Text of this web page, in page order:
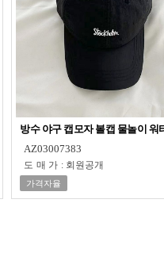
캡 키링방수 야구 캡모자 볼캡 물놀이 워
AZ03007383
도매가 : 회원공개
가격자율